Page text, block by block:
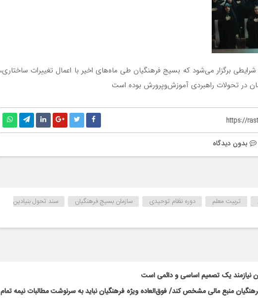
برگزار می‌شود که بسیج فرهنگیان طی ماه‌های اخیر با اعمال تغییرات ساختاری،
در تحولات راهبردی آموزش‌وپرورش بوده است
https://
بدون دیدگاه
تربیت معلم دوره نظام توحیدی سازمان بسیج فرهنگیان
سند تحول بنیادین
نیازمند یک تصمیم اساسی و دائمی است
منبع مالی مشخص کند/ فوق‌العاده ویژه فرهنگیان نباید به سرنوشت مطالبات نیمه‌ تمام